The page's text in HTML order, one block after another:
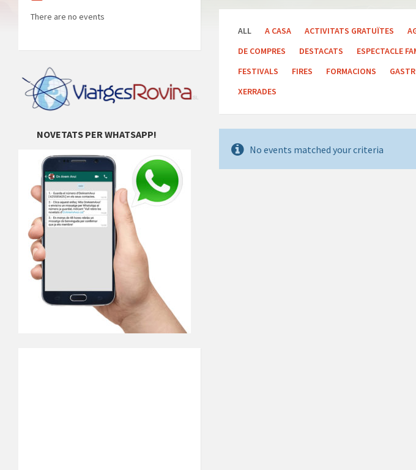
ALL A CASA ACTIVITATS GRATUÏTES
DE COMPRES
DESTACATS ESPECTACLE
FESTIVALS
FIRES FORMACIONS
XERRADES
No events matched your criteria
There are no events
NOVETATS PER WHATSAPP!